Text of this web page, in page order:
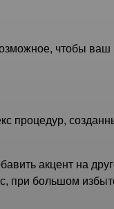
чтобы
акцент на
при большом